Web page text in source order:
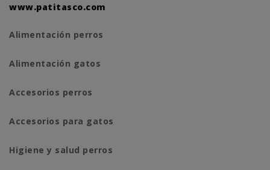
www.patitasco.com
Alimentación perros
Alimentación gatos
Accesorios perros
Accesorios para gatos
Higiene y salud perros